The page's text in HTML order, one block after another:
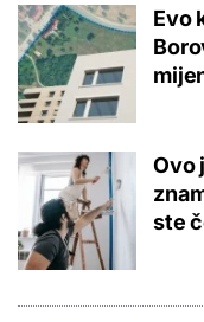
Evo
Ovo
ste